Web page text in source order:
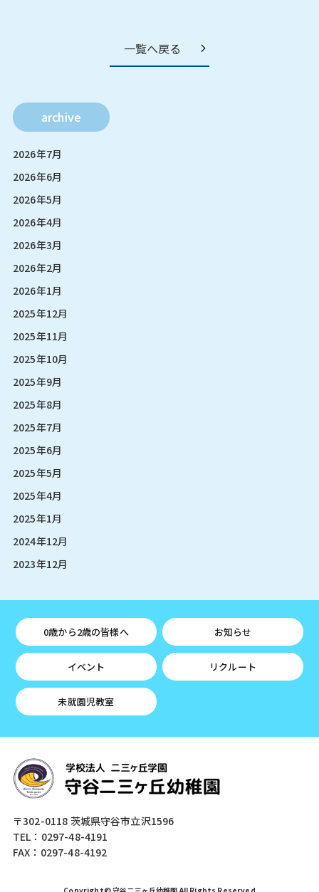
一覧へ戻る
archive
2026年7月
2026年6月
2026年5月
2026年4月
2026年3月
2026年2月
2026年1月
2025年12月
2025年11月
2025年10月
2025年9月
2025年8月
2025年7月
2025年6月
2025年5月
2025年4月
2025年1月
2024年12月
2023年12月
0歳から2歳の皆様へ お知らせ
イベント リクルート
未就園児教室
〒302-0118 茨城県守谷市立沢1596
TEL：0297-48-4191
FAX：0297-48-4192